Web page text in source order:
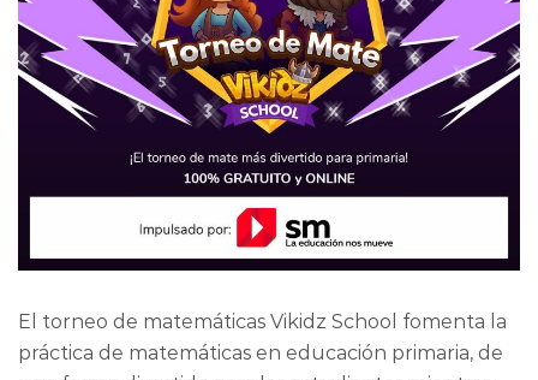
El torneo de matemáticas Vikidz School fomenta la
práctica de matemáticas en educación primaria, de